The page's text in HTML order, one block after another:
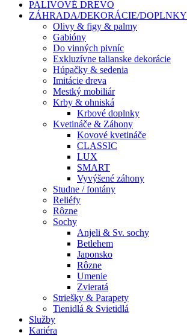
PALIVOVÉ DREVO
ZÁHRADA/DEKORÁCIE/DOPLNKY
Olivy & figy & palmy
Gabióny
Do vinných pivníc
Exkluzívne talianske dekorácie
Húpačky & sedenia
Imitácie dreva
Mestký mobiliár
Krby & ohniská
Krbové doplnky
Kvetináče & Záhony
Kovové kvetináče
CLASSIC
LUX
SMART
Vyvýšené záhony
Studne / fontány
Reliéfy
Rôzne
Sochy
Anjeli & Sv. sochy
Betlehem
Japonsko
Rôzne
Umenie
Zvieratá
Striešky & Parapety
Tienidlá & Svietidlá
Služby
Kariéra